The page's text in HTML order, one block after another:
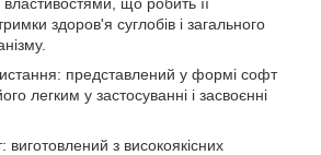
здоров'я суглобів і загального
представлений у формі софт
легким у застосуванні і засвоєнні
виготовлений з високоякісних